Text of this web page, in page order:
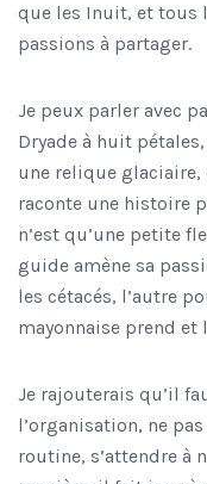
que les Inuit, et tous
passions à partager.
Je peux parler avec
Dryade à huit
une relique glaciaire,
raconte une histoire
n’est qu’une petite
guide amène sa
les cétacés, l’autre
mayonnaise prend et
Je rajouterais qu’il
l’organisation, ne
routine, s’attendre à